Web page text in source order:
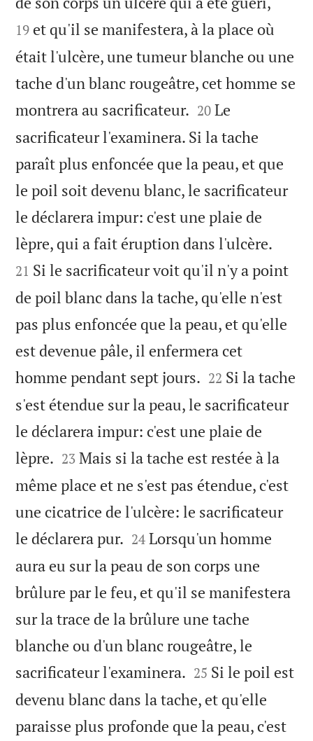
19 et qu'il se manifestera, à la place où
était l'ulcère, une tumeur blanche ou une
tache d'un blanc rougeâtre, cet homme se
montrera au sacrificateur. 

20 Le
sacrificateur l'examinera. Si la tache
paraît plus enfoncée que la peau, et que
le poil soit devenu blanc, le sacrificateur
le déclarera impur: c'est une plaie de
lèpre, qui a fait éruption dans l'ulcère.
21 Si le sacrificateur voit qu'il n'y a point
de poil blanc dans la tache, qu'elle n'est
pas plus enfoncée que la peau, et qu'elle
est devenue pâle, il enfermera cet
homme pendant sept jours. 

22 Si la tache
s'est étendue sur la peau, le sacrificateur
le déclarera impur: c'est une plaie de
lèpre. 

23 Mais si la tache est restée à la
même place et ne s'est pas étendue, c'est
une cicatrice de l'ulcère: le sacrificateur
le déclarera pur. 

24 Lorsqu'un homme
aura eu sur la peau de son corps une
brûlure par le feu, et qu'il se manifestera
sur la trace de la brûlure une tache
blanche ou d'un blanc rougeâtre, le
sacrificateur l'examinera. 

25 Si le poil est
devenu blanc dans la tache, et qu'elle
paraisse plus profonde que la peau, c'est